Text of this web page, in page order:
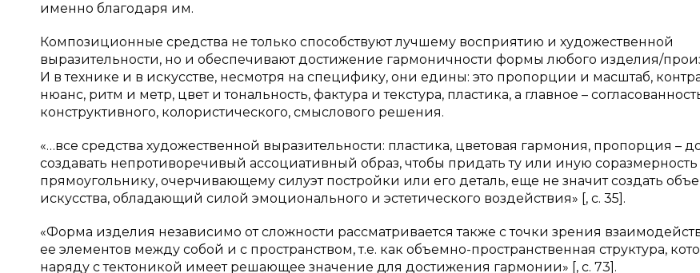
именно благодаря им.
Композиционные средства не только способствуют лучшему восприятию и художественной
выразительности, но и обеспечивают достижение гармоничности формы любого изделия/
И в технике и в искусстве, несмотря на специфику, они едины: это пропорции и масштаб,
нюанс, ритм и метр, цвет и тональность, фактура и текстура, пластика, а главное –
конструктивного, колористического, смыслового решения.
«…все средства художественной выразительности: пластика, цветовая гармония, пропорция –
создавать непротиворечивый ассоциативный образ, чтобы придать ту или иную соразмерность
прямоугольнику, очерчивающему силуэт постройки или его деталь, еще не значит создать
искусства, обладающий силой эмоционального и эстетического воздействия» [, c. 35].
«Форма изделия независимо от сложности рассматривается также с точки зрения
ее элементов между собой и с пространством, т.е. как объемно-пространственная структура,
наряду с тектоникой имеет решающее значение для достижения гармонии» [, c. 73].